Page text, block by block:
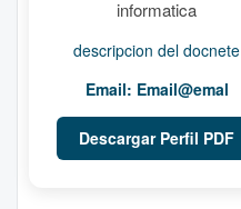
informatica
descripcion del docnete
Email: Email@emal
Descargar Perfil PDF